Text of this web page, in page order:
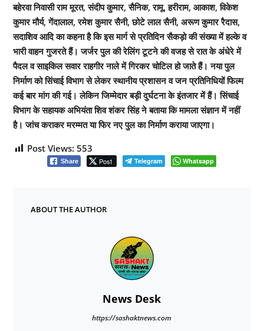
बहेरवा निवासी राम मूरत, संदीप कुमार, सैनिक, रामू, हरीराम, आकाश, विकेश
कुमार मौर्य, गेंदालाल, रमेश कुमार सैनी, छोटे लाल सैनी, अरूण कुमार रैदास,
सदाशिव आदि का कहना है कि इस मार्ग से प्रतिदिन सैकड़ो की संख्या में हल्के व
भारी वाहन गुजरते हैं। जर्जर पुल की रेलिंग टूटने की वजह से रात के अंधेरे में
पैदल व साइकिल सवार राहगीर नाले में गिरकर चोटिल हो जाते हैं। नया पुल
निर्माण को सिंचाई विभाग से लेकर स्थानीय प्रशासन व जन प्रतिनिधियों फिल्म
कई बार मांग की गई। लेकिन जिम्मेदार बड़ी दुर्घटना के इंतजार में हैं। सिंचाई
विभाग के सहायक अभियंता शिव शंकर सिंह ने बताया कि मामला संज्ञान में नहीं
है। जांच कराकर मरम्मत या फिर नए पुल का निर्माण कराया जाएगा।
Post Views: 553
Share Post Telegram Whatsapp
ABOUT THE AUTHOR
News Desk
https://sashaktnews.com